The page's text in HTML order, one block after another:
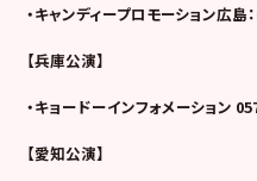
・キャンディープロモーション広
【兵庫公演】
・キョードーインフォメーション
【愛知公演】